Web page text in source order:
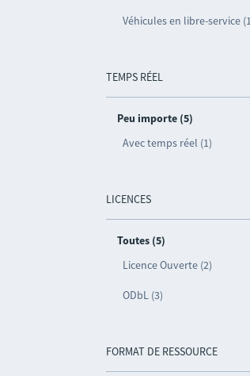
Véhicules en libre-service
TEMPS RÉEL
Peu importe (5)
Avec temps réel (1)
LICENCES
Toutes (5)
Licence Ouverte (2)
ODbL (3)
FORMAT DE RESSOURCE